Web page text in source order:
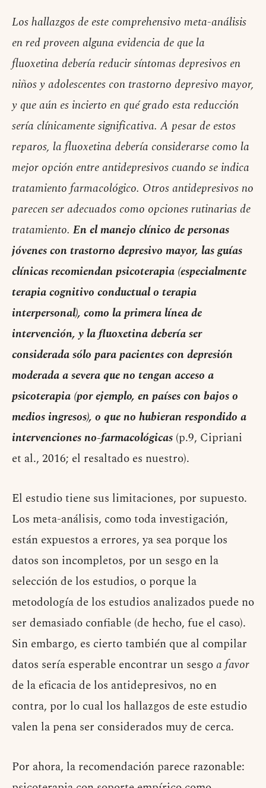
Los hallazgos de este comprehensivo meta-análisis
en red proveen alguna evidencia de que la
fluoxetina debería reducir síntomas depresivos en
niños y adolescentes con trastorno depresivo mayor,
y que aún es incierto en qué grado esta reducción
sería clínicamente significativa. A pesar de estos
reparos, la fluoxetina debería considerarse como la
mejor opción entre antidepresivos cuando se indica
tratamiento farmacológico. Otros antidepresivos no
parecen ser adecuados como opciones rutinarias de
tratamiento. En el manejo clínico de personas
jóvenes con trastorno depresivo mayor, las guías
clínicas recomiendan psicoterapia (especialmente
terapia cognitivo conductual o terapia
interpersonal), como la primera línea de
intervención, y la fluoxetina debería ser
considerada sólo para pacientes con depresión
moderada a severa que no tengan acceso a
psicoterapia (por ejemplo, en países con bajos o
medios ingresos), o que no hubieran respondido a
intervenciones no-farmacológicas (p.9, Cipriani
et al., 2016; el resaltado es nuestro).
El estudio tiene sus limitaciones, por supuesto.
Los meta-análisis, como toda investigación,
están expuestos a errores, ya sea porque los
datos son incompletos, por un sesgo en la
selección de los estudios, o porque la
metodología de los estudios analizados puede no
ser demasiado confiable (de hecho, fue el caso).
Sin embargo, es cierto también que al compilar
datos sería esperable encontrar un sesgo a favor
de la eficacia de los antidepresivos, no en
contra, por lo cual los hallazgos de este estudio
valen la pena ser considerados muy de cerca.
Por ahora, la recomendación parece razonable: